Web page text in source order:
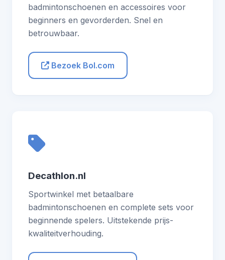
badmintonschoenen en accessoires voor
beginners en gevorderden. Snel en
betrouwbaar.
Bezoek Bol.com
Decathlon.nl
Sportwinkel met betaalbare
badmintonschoenen en complete sets voor
beginnende spelers. Uitstekende prijs-
kwaliteitverhouding.